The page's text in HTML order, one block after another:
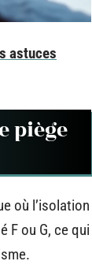
astuces
piège
où l’isolation
F ou G, ce qui